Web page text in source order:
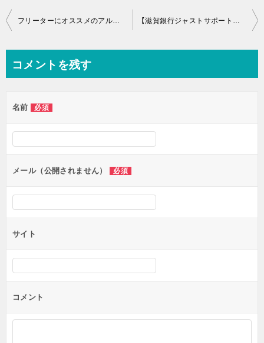
投
ビ
ー
シ
ン
フリーターにオススメのアルバイト一覧！ 【滋賀銀行ジャストサポート落ちた】審査厳しい？解決方法！
コメントを残す
名前 必須
メール（公開されません） 必須
サイト
コメント